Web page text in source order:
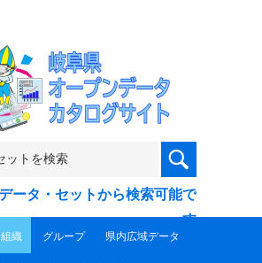
ータ・セットから検索可能で
す
組織 グループ 県内広域データ